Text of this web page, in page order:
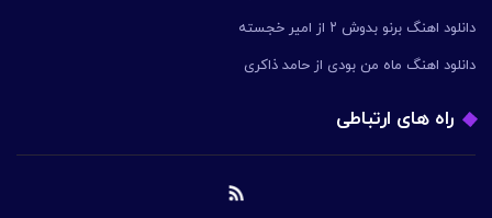
دانلود اهنگ برنو بدوش ۲ از امیر خجسته
دانلود اهنگ ماه من بودی از حامد ذاکری
راه های ارتباطی